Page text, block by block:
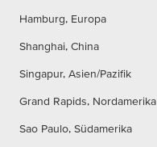
Hamburg, Europa
Shanghai, China
Singapur, Asien/Pazifik
Grand Rapids, Nordamerika
Sao Paulo, Südamerika